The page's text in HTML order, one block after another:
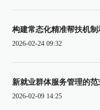
构建常态化精准帮扶机
2026-02-24 09:32
新就业群体服务管理的
2026-02-09 14:25